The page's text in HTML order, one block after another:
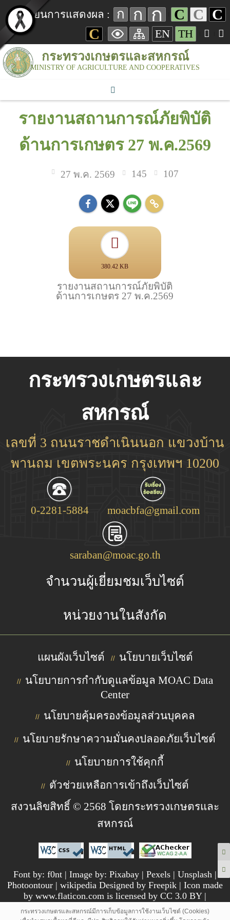
เปลี่ยนการแสดงผล : ก ก ก C C C
C
EN TH
กระทรวงเกษตรและสหกรณ์
MINISTRY OF AGRICULTURE AND COOPERATIVES
รายงานสถานการณ์ภัยพิบัติ
ด้านการเกษตร 27 พ.ค.2569
27 พ.ค. 2569 145 107
380.42 KB
รายงานสถานการณ์ภัยพิบัติ
ด้านการเกษตร 27 พ.ค.2569
กระทรวงเกษตรและ
สหกรณ์
เลขที่ 3 ถนนราชดำเนินนอก แขวงบ้าน
พานถม เขตพระนคร กรุงเทพฯ 10200
0-2281-5884 moacbfa@gmail.com
saraban@moac.go.th
จำนวนผู้เยี่ยมชมเว็บไซต์
หน่วยงานในสังกัด
แผนผังเว็บไซต์ // นโยบายเว็บไซต์
// นโยบายการกำกับดูแลข้อมูล MOAC Data
Center
// นโยบายคุ้มครองข้อมูลส่วนบุคคล
// นโยบายรักษาความมั่นคงปลอดภัยเว็บไซต์
// นโยบายการใช้คุกกี้
// ตัวช่วยเหลือการเข้าถึงเว็บไซต์
สงวนลิขสิทธิ์ © 2568 โดยกระทรวงเกษตรและ
สหกรณ์
Font by: f0nt | Image by: Pixabay | Pexels | Unsplash |
Photoontour | wikipedia Designed by Freepik | Icon made
by www.flaticon.com is licensed by CC 3.0 BY |
pngtree.com
กระทรวงเกษตรและสหกรณ์มีการเก็บข้อมูลการใช้งานเว็บไซต์ (Cookies)